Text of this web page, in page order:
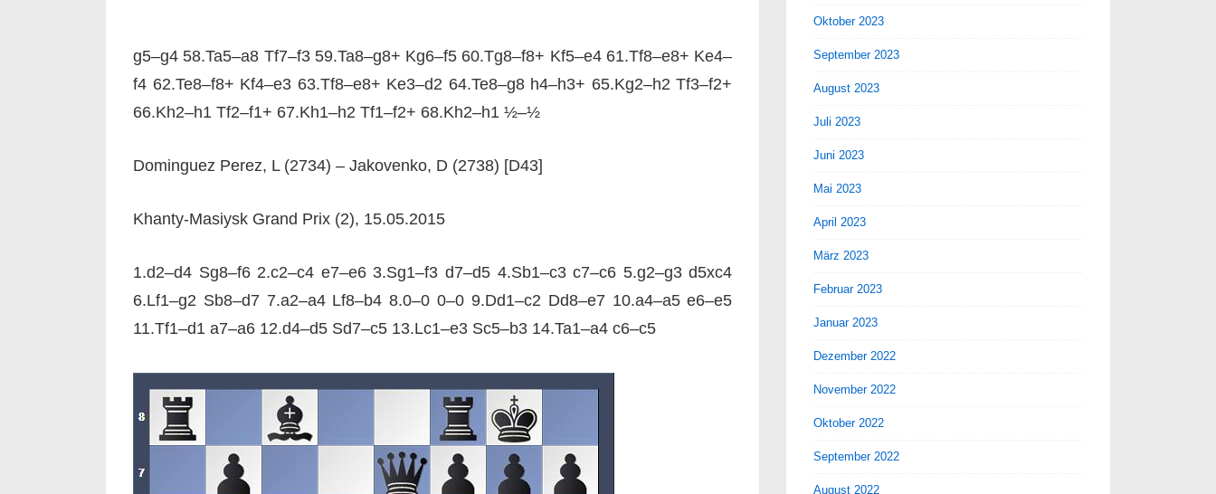
g5–g4 58.Ta5–a8 Tf7–f3 59.Ta8–g8+ Kg6–f5 60.Tg8–f8+ Kf5–e4 61.Tf8–e8+ Ke4–
f4 62.Te8–f8+ Kf4–e3 63.Tf8–e8+ Ke3–d2 64.Te8–g8 h4–h3+ 65.Kg2–h2 Tf3–f2+
66.Kh2–h1 Tf2–f1+ 67.Kh1–h2 Tf1–f2+ 68.Kh2–h1 ½–½
Dominguez Perez, L (2734) – Jakovenko, D (2738) [D43]
Khanty-Masiysk Grand Prix (2), 15.05.2015
1.d2–d4 Sg8–f6 2.c2–c4 e7–e6 3.Sg1–f3 d7–d5 4.Sb1–c3 c7–c6 5.g2–g3 d5xc4
6.Lf1–g2 Sb8–d7 7.a2–a4 Lf8–b4 8.0–0 0–0 9.Dd1–c2 Dd8–e7 10.a4–a5 e6–e5
11.Tf1–d1 a7–a6 12.d4–d5 Sd7–c5 13.Lc1–e3 Sc5–b3 14.Ta1–a4 c6–c5
Oktober 2023
September 2023
August 2023
Juli 2023
Juni 2023
Mai 2023
April 2023
März 2023
Februar 2023
Januar 2023
Dezember 2022
November 2022
Oktober 2022
September 2022
August 2022